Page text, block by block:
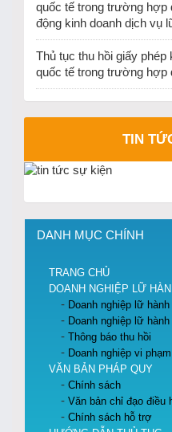
quốc tế trong trường hợp
động kinh doanh dịch vụ
Thủ tục thu hồi giấy
quốc tế trong trường hợp
TIN
DANH MỤC CHÍNH
TRANG CHỦ
DOANH NGHIỆP LỮ
Doanh nghiệp lữ
Doanh nghiệp lữ
Thông báo thu hồi
Doanh nghiệp vi phạm
VĂN BẢN PHÁP QUY
Chính sách
Văn bản chỉ đạo điều
Chính sách hỗ trợ